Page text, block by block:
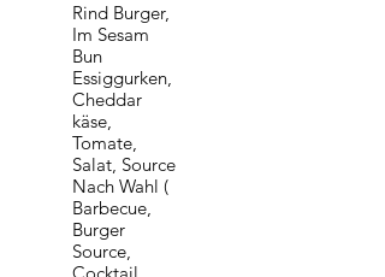
Rind Burger,
Im Sesam
Bun
Essiggurken,
Cheddar
käse,
Tomate,
Salat, Source
Nach Wahl (
Barbecue,
Burger
Source,